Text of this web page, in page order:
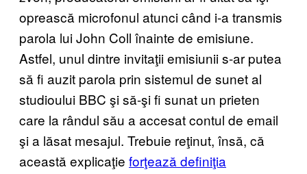
oprească microfonul atunci când i-a transmis
parola lui John Coll înainte de emisiune.
Astfel, unul dintre invitaţii emisiunii s-ar putea
să fi auzit parola prin sistemul de sunet al
studioului BBC şi să-şi fi sunat un prieten
care la rândul său a accesat contul de email
şi a lăsat mesajul. Trebuie reţinut, însă, că
această explicaţie forţează definiţia